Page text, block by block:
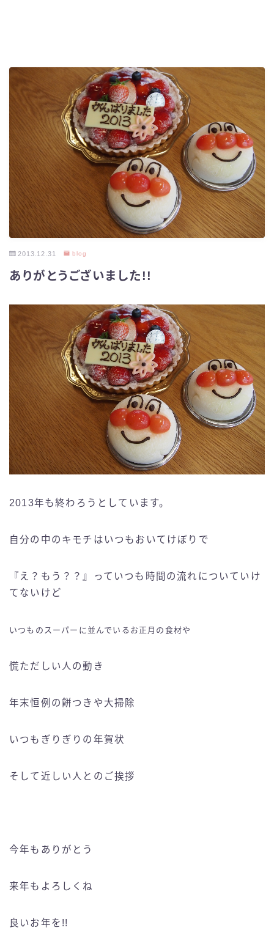
2013.12.31 blog
ありがとうございました!!
2013年も終わろうとしています。
自分の中のキモチはいつもおいてけぼりで
『え？もう？？』っていつも時間の流れについていけ
てないけど
いつものスーパーに並んでいるお正月の食材や
慌ただしい人の動き
年末恒例の餅つきや大掃除
いつもぎりぎりの年賀状
そして近しい人とのご挨拶
今年もありがとう
来年もよろしくね
良いお年を!!